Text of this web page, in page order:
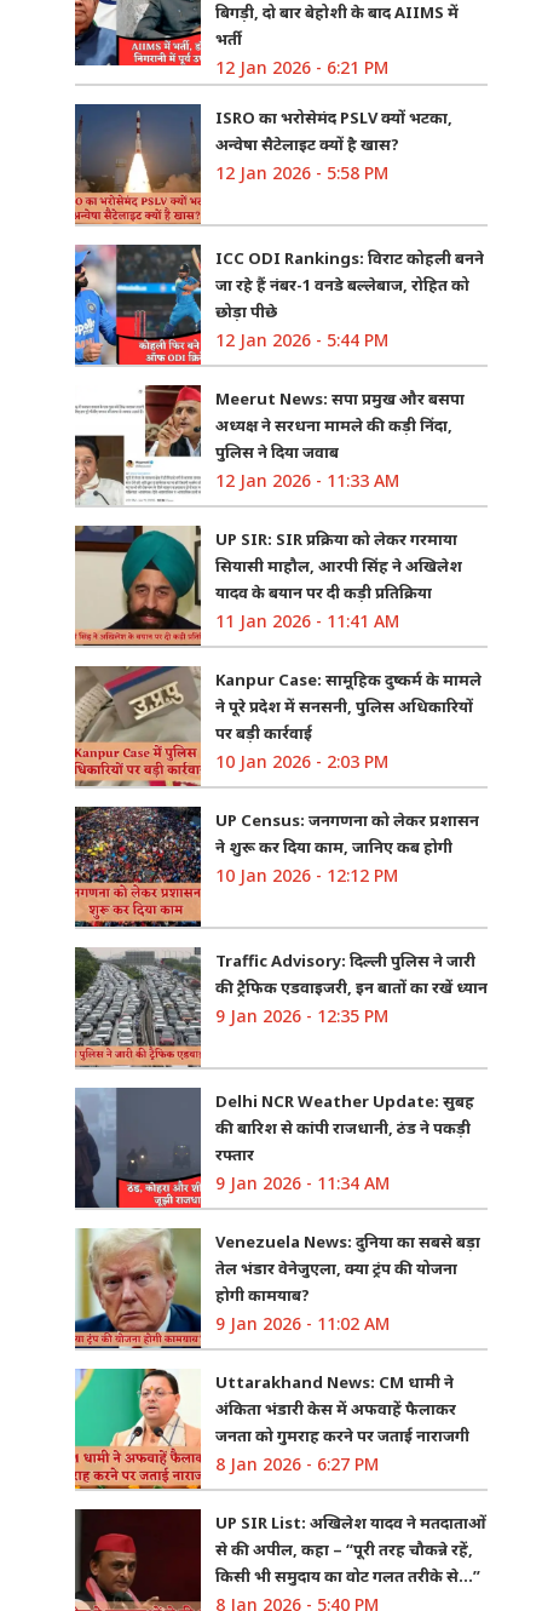
बिगड़ी, दो बार बेहोशी के बाद AIIMS में
भर्ती
12 Jan 2026 - 6:21 PM
ISRO का भरोसेमंद PSLV क्यों भटका,
अन्वेषा सैटेलाइट क्यों है खास?
12 Jan 2026 - 5:58 PM
ICC ODI Rankings: विराट कोहली बनने
जा रहे हैं नंबर-1 वनडे बल्लेबाज, रोहित को
छोड़ा पीछे
12 Jan 2026 - 5:44 PM
Meerut News: सपा प्रमुख और बसपा
अध्यक्ष ने सरधना मामले की कड़ी निंदा,
पुलिस ने दिया जवाब
12 Jan 2026 - 11:33 AM
UP SIR: SIR प्रक्रिया को लेकर गरमाया
सियासी माहौल, आरपी सिंह ने अखिलेश
यादव के बयान पर दी कड़ी प्रतिक्रिया
11 Jan 2026 - 11:41 AM
Kanpur Case: सामूहिक दुष्कर्म के मामले
ने पूरे प्रदेश में सनसनी, पुलिस अधिकारियों
पर बड़ी कार्रवाई
10 Jan 2026 - 2:03 PM
UP Census: जनगणना को लेकर प्रशासन
ने शुरू कर दिया काम, जानिए कब होगी
10 Jan 2026 - 12:12 PM
Traffic Advisory: दिल्ली पुलिस ने जारी
की ट्रैफिक एडवाइजरी, इन बातों का रखें ध्यान
9 Jan 2026 - 12:35 PM
Delhi NCR Weather Update: सुबह
की बारिश से कांपी राजधानी, ठंड ने पकड़ी
रफ्तार
9 Jan 2026 - 11:34 AM
Venezuela News: दुनिया का सबसे बड़ा
तेल भंडार वेनेजुएला, क्या ट्रंप की योजना
होगी कामयाब?
9 Jan 2026 - 11:02 AM
Uttarakhand News: CM धामी ने
अंकिता भंडारी केस में अफवाहें फैलाकर
जनता को गुमराह करने पर जताई नाराजगी
8 Jan 2026 - 6:27 PM
UP SIR List: अखिलेश यादव ने मतदाताओं
से की अपील, कहा – “पूरी तरह चौकन्ने रहें,
किसी भी समुदाय का वोट गलत तरीके से…”
8 Jan 2026 - 5:40 PM